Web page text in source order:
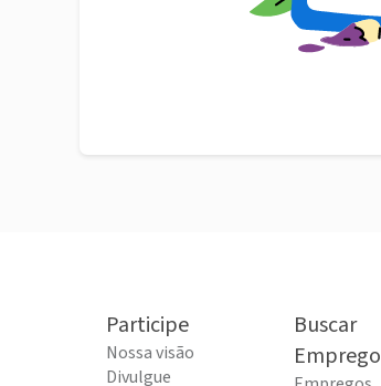
Participe
Nossa visão
Divulgue
Buscar
Emprego